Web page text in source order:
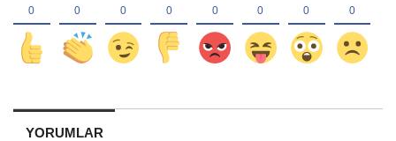
YORUMLAR